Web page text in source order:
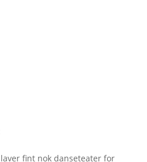
fint nok danseteater for